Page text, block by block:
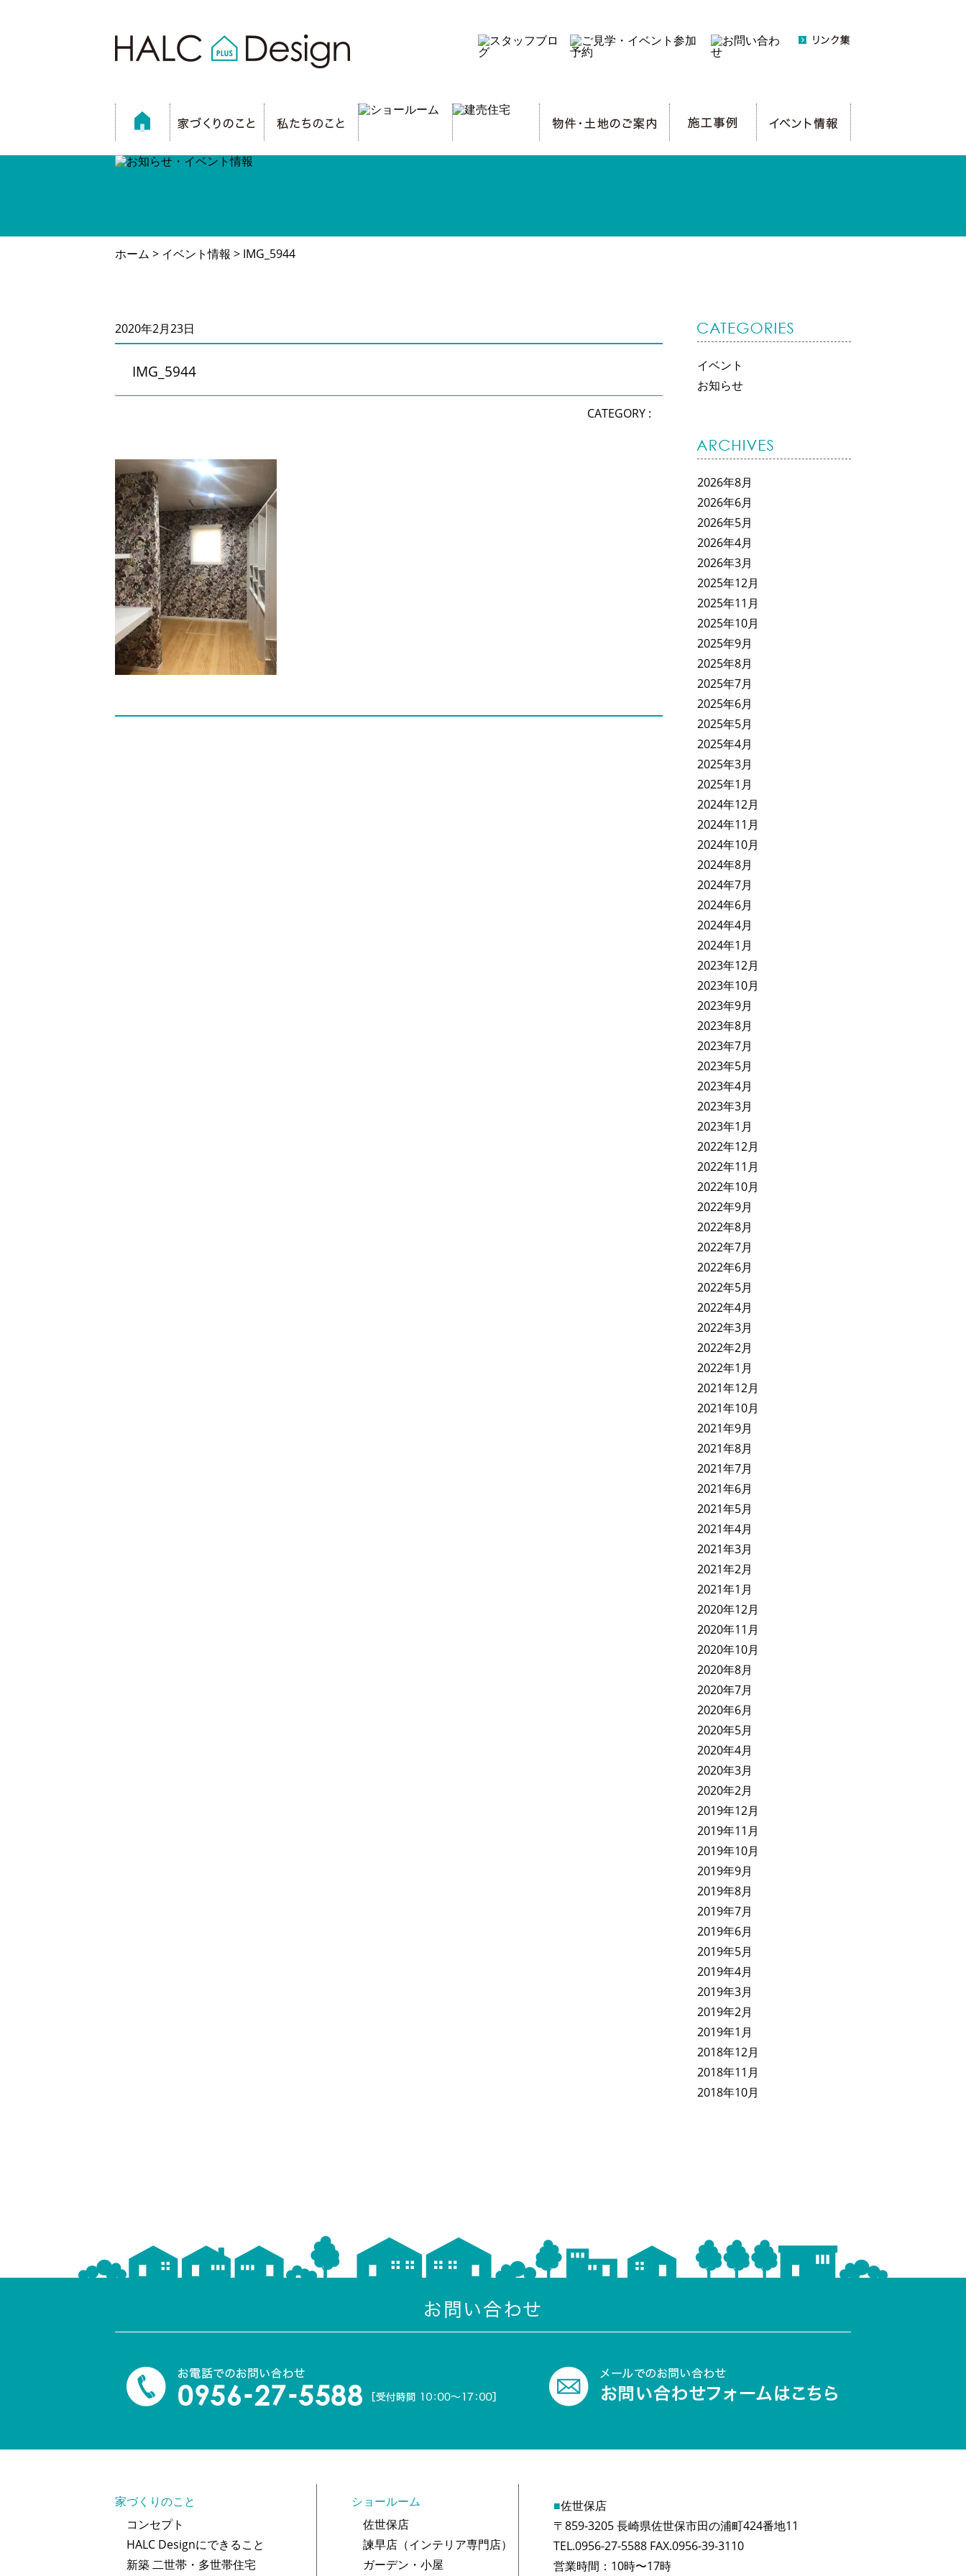
ホーム > イベント情報 > IMG_5944
2020年2月23日
IMG_5944
CATEGORY :
イベント
お知らせ
2026年8月
2026年6月
2026年5月
2026年4月
2026年3月
2025年12月
2025年11月
2025年10月
2025年9月
2025年8月
2025年7月
2025年6月
2025年5月
2025年4月
2025年3月
2025年1月
2024年12月
2024年11月
2024年10月
2024年8月
2024年7月
2024年6月
2024年4月
2024年1月
2023年12月
2023年10月
2023年9月
2023年8月
2023年7月
2023年5月
2023年4月
2023年3月
2023年1月
2022年12月
2022年11月
2022年10月
2022年9月
2022年8月
2022年7月
2022年6月
2022年5月
2022年4月
2022年3月
2022年2月
2022年1月
2021年12月
2021年10月
2021年9月
2021年8月
2021年7月
2021年6月
2021年5月
2021年4月
2021年3月
2021年2月
2021年1月
2020年12月
2020年11月
2020年10月
2020年8月
2020年7月
2020年6月
2020年5月
2020年4月
2020年3月
2020年2月
2019年12月
2019年11月
2019年10月
2019年9月
2019年8月
2019年7月
2019年6月
2019年5月
2019年4月
2019年3月
2019年2月
2019年1月
2018年12月
2018年11月
2018年10月
家づくりのこと
コンセプト
HALC Designにできること
新築 二世帯・多世帯住宅
ショールーム
佐世保店
諫早店（インテリア専門店）
ガーデン・小屋
■佐世保店
〒859-3205 長崎県佐世保市田の浦町424番地11
TEL.0956-27-5588 FAX.0956-39-3110
営業時間：10時〜17時